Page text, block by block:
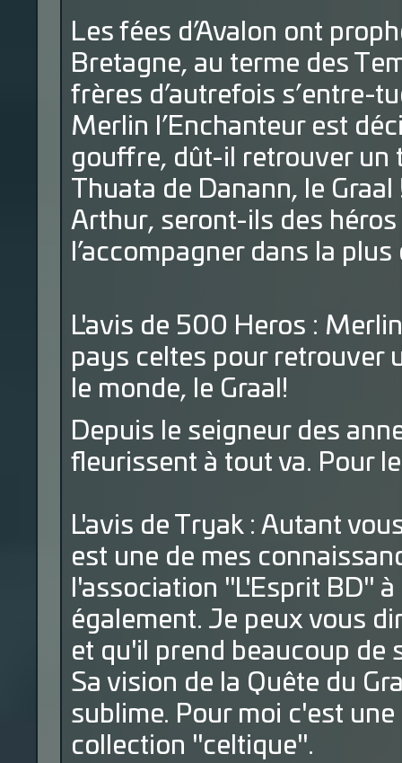
Les fées d’Avalon ont
Bretagne, au terme des
frères d’autrefois s’entre-
Merlin l’Enchanteur est
gouffre, dût-il retrouver un
Thuata de Danann, le
Arthur, seront-ils des
l’accompagner dans la
L'avis de 500 Heros :
pays celtes pour retrouver
le monde, le Graal!
Depuis le seigneur des
fleurissent à tout va. Pour
L'avis de Tryak : Autant
est une de mes
l'association "L'Esprit BD"
également. Je peux vous
et qu'il prend beaucoup de
Sa vision de la Quête du
sublime. Pour moi c'est
collection "celtique".